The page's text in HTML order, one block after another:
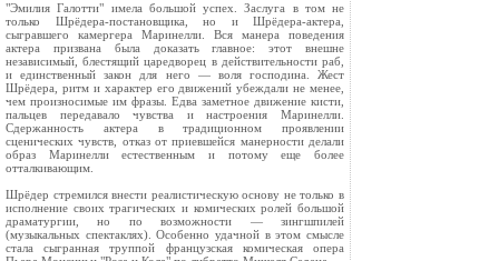
"Эмилия Галотти" имела большой успех. Заслуга в том не
только Шрёдера-постановщика, но и Шрёдера-актера,
сыгравшего камергера Маринелли. Вся манера поведения
актера призвана была доказать главное: этот внешне
независимый, блестящий царедворец в действительности раб,
и единственный закон для него — воля господина. Жест
Шрёдера, ритм и характер его движений убеждали не менее,
чем произносимые им фразы. Едва заметное движение кисти,
пальцев передавало чувства и настроения Маринелли.
Сдержанность актера в традиционном проявлении
сценических чувств, отказ от приевшейся манерности делали
образ Маринелли естественным и потому еще более
отталкивающим.
Шрёдер стремился внести реалистическую основу не только в
исполнение своих трагических и комических ролей большой
драматургии, но по возможности — зингшпилей
(музыкальных спектаклях). Особенно удачной в этом смысле
стала сыгранная труппой французская комическая опера